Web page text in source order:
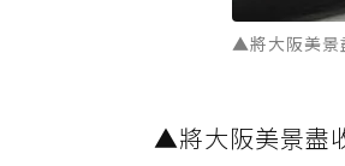
▲將大阪美景
▲將大阪美景盡